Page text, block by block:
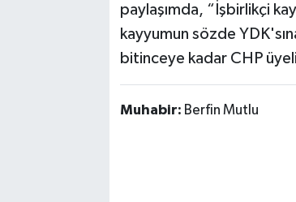
paylaşımda, “İşbirlikçi
kayyumun sözde
bitinceye kadar CHP
Muhabir: Berfin Mutlu